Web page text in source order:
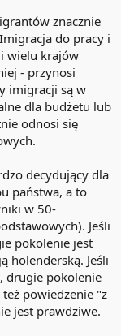
Media nie
respiratorami i
uciążliwość
przed
profilaktyki,
Mycie rąk,
i zdrowy tryb
znacznie
do pracy i
wielu krajów
- przynosi
imigracji są w
dla budżetu lub
odnosi się
decydujący dla
państwa, a to
w 50-
Jeśli
pokolenie jest
holenderską. Jeśli
drugie pokolenie
powiedzenie "z
jest prawdziwe.